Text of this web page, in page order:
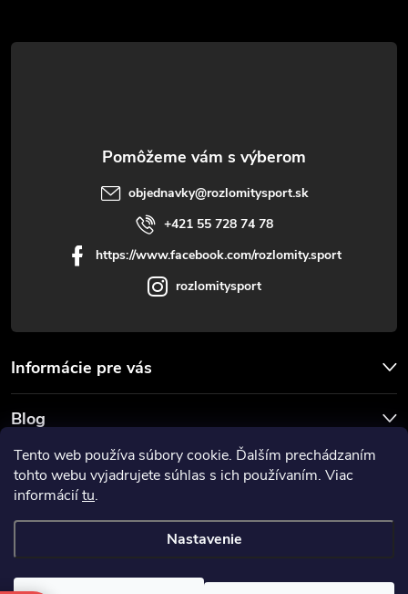
Tento web používa súbory cookie. Ďalším prechádzaním
tohto webu vyjadrujete súhlas s ich používaním. Viac
informáciítu.
Nastavenie
t
objednavky@rozlomitysport.sk
+421 55 728 74 78
https://www.facebook.com/rozlomity.sport
rozlomitysport
Informácie pre vás
Blog
Prijímame online platby
Rozlomitysport. Všetky práva vyhradené.